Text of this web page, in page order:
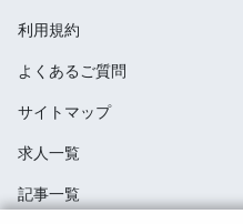
利用規約
よくあるご質問
サイトマップ
求人一覧
記事一覧